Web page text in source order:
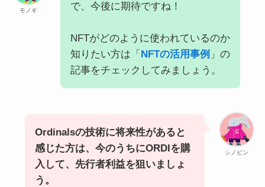
モノギ
で、今後に期待ですね！
NFTがどのように使われているのか
知りたい方は「 NFTの活用事例 」の
記事をチェックしてみましょう。
シノビン
Ordinalsの技術に将来性があると
感じた方は、今のうちにORDIを購
入して、先行者利益を狙いましょ
う。